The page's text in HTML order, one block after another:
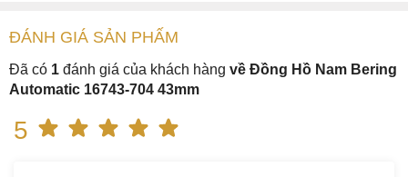
ĐÁNH GIÁ SẢN PHẤM
Đã có 1 đánh giá của khách hàng về Đồng Hồ Nam Bering
Automatic 16743-704 43mm
5